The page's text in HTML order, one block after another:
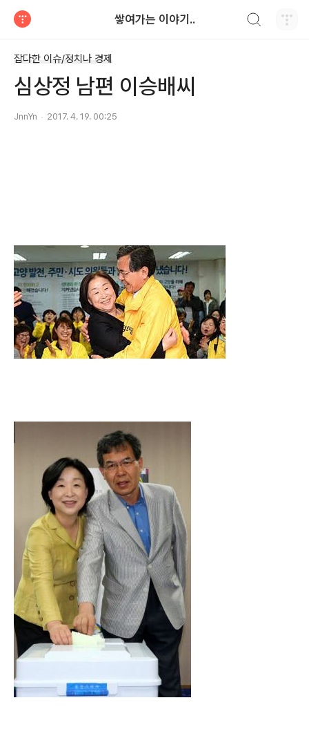
쌓여가는 이야기..
잡다한 이슈/정치나 경제
심상정 남편 이승배씨
JnnYn 2017. 4. 19. 00:25